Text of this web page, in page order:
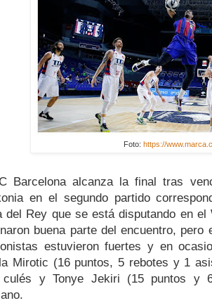
Foto:https://
Barcelona alcanza la final tras
en el segundo partido
del Rey que se está disputando en
buena parte del encuentro,
estuvieron fuertes y en
Mirotic (16 puntos, 5 rebotes y 1
y Tonye Jekiri (15 puntos y